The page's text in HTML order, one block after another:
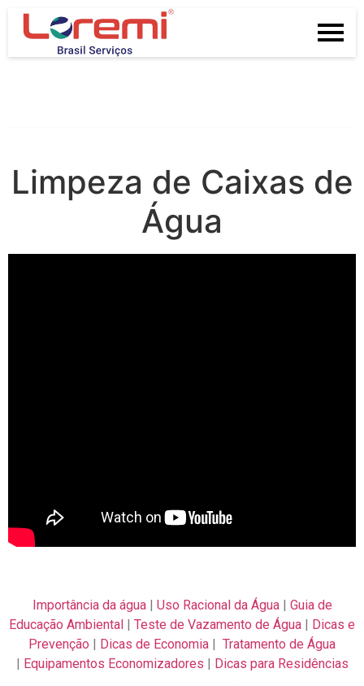
Limpeza de Caixas de
Água
Importância da água | Uso Racional da Água| Guia de
Educação Ambiental | Teste de Vazamento de Água | Dicas e
Prevenção | Dicas de Economia | Tratamento de Água
| Equipamentos Economizadores | Dicas para Residências